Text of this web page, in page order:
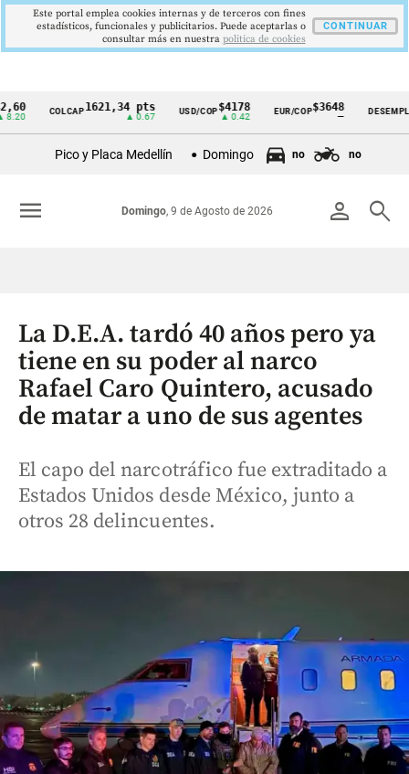
Cintillo
Colombia
COLCAP1621,34 pts USD/COP$4178
▲ 0.42
EUR/COP$3648
—
DESEMPLEO9,9
▼
Pico y Placa Medellín Domingo no no
person search
Domingo, 9 de Agosto de 2026
menu
La D.E.A. tardó 40 años pero ya
tiene en su poder al narco
Rafael Caro Quintero, acusado
de matar a uno de sus agentes
El capo del narcotráfico fue extraditado a
Estados Unidos desde México, junto a
otros 28 delincuentes.
Este portal emplea cookies internas y de terceros con fines
estadísticos, funcionales y publicitarios. Puede aceptarlas o
consultar más en nuestra politica de cookies
CONTINUAR